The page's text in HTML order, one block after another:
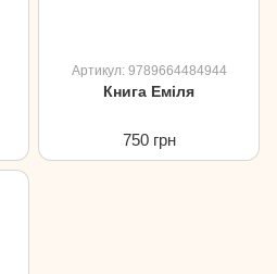
Артикул: 9789664484944
Книга Еміля
750 грн